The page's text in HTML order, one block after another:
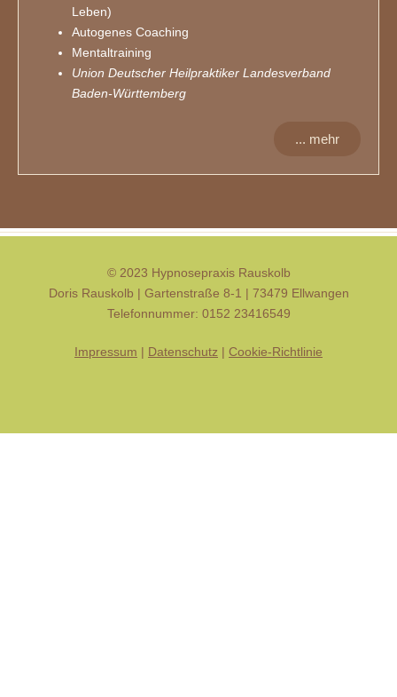
Leben)
Autogenes Coaching
Mentaltraining
Union Deutscher Heilpraktiker Landesverband
Baden-Württemberg
... mehr
© 2023 Hypnosepraxis Rauskolb
Doris Rauskolb | Gartenstraße 8-1 | 73479 Ellwangen
Telefonnummer: 0152 23416549
Impressum | Datenschutz | Cookie-Richtlinie